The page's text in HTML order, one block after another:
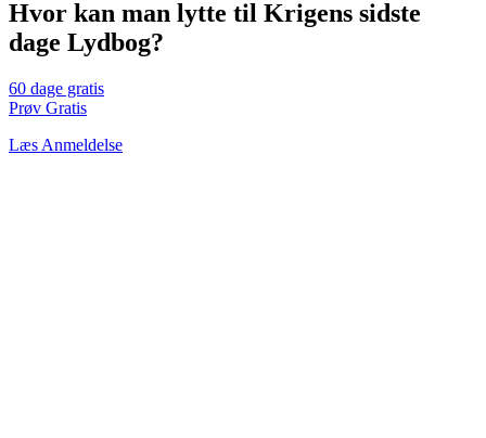
Hvor kan man lytte til Krigens sidste
dage Lydbog?
60 dage gratis
Prøv Gratis
Læs Anmeldelse